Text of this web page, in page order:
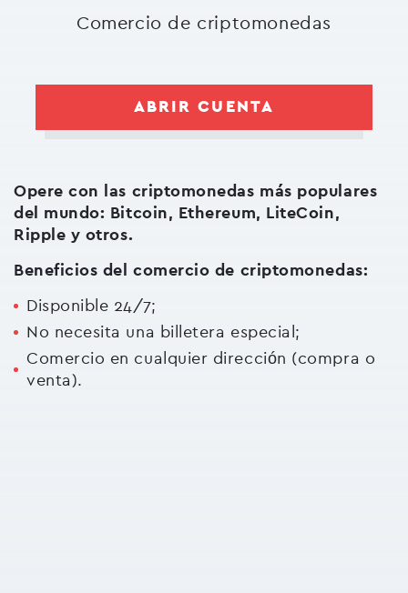
Comercio de criptomonedas
ABRIR CUENTA
Opere con las criptomonedas más populares
del mundo: Bitcoin, Ethereum, LiteCoin,
Ripple y otros.
Beneficios del comercio de criptomonedas:
Disponible 24/7;
No necesita una billetera especial;
Comercio en cualquier dirección (compra o
venta).